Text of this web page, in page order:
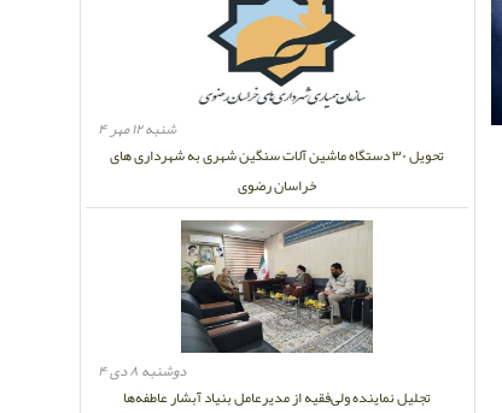
تجلیل نماینده ولی‌فقیه از مدیرعامل بنیاد آبشار عاطفه‌ها
دوشنبه ۸ دی ۴
تحویل ۳۰ دستگاه ماشین آلات سنگین شهری به شهرداری های
خراسان رضوی
شنبه ۱۲ مهر ۴